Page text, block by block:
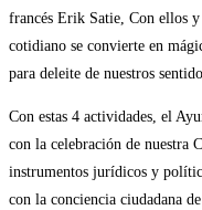
francés Erik Satie, Con ellos
cotidiano se convierte en
para deleite de nuestros
Con estas 4 actividades, el
con la celebración de nuestra
instrumentos jurídicos y
con la conciencia ciudadana